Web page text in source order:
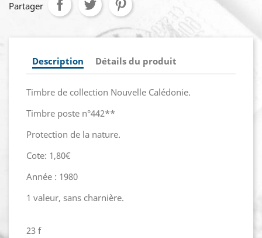
Partager
Description Détails du produit
Timbre de collection Nouvelle Calédonie.
Timbre poste n°442**
Protection de la nature.
Cote: 1,80€
Année : 1980
1 valeur, sans charnière.
23 f